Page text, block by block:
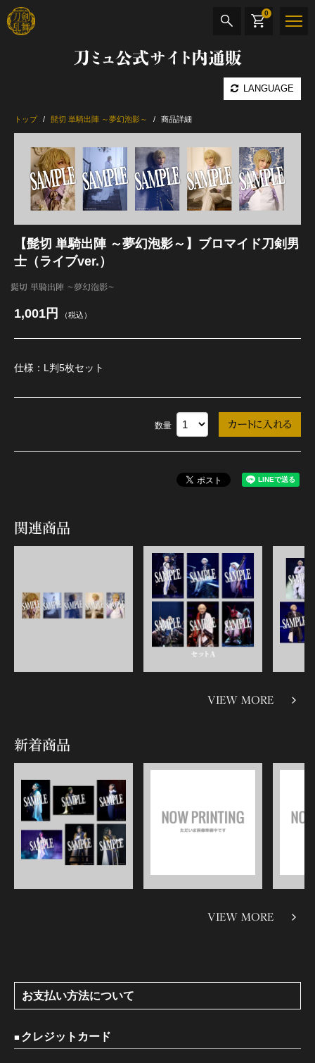
刀ミュ公式サイト内通販
LANGUAGE
0
CD・DVD BOOK その他
最新カテゴリー
トップ 髭切 単騎出陣 ～夢幻泡影～ 商品詳細
【髭切 単騎出陣 ～夢幻泡影～】ブロマイド刀剣男
士（ライブver.）
髭切 単騎出陣 ～夢幻泡影～
1,001円 （税込）
仕様：L判5枚セット
数量
関連商品
VIEW MORE
新着商品
VIEW MORE
お支払い方法について
クレジットカード